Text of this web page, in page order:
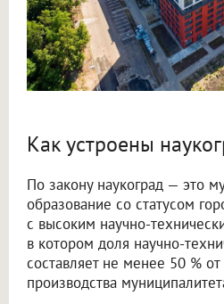
Как устроены
По закону наукоград — это
образование со статусом
с высоким научно-
в котором доля научно-
составляет не менее 50 %
производства